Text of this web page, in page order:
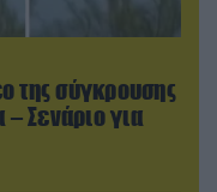
της σύγκρουσης
Σενάριο για